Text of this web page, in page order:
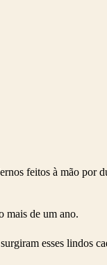
feitos à mão por
mais de um ano.
esses lindos